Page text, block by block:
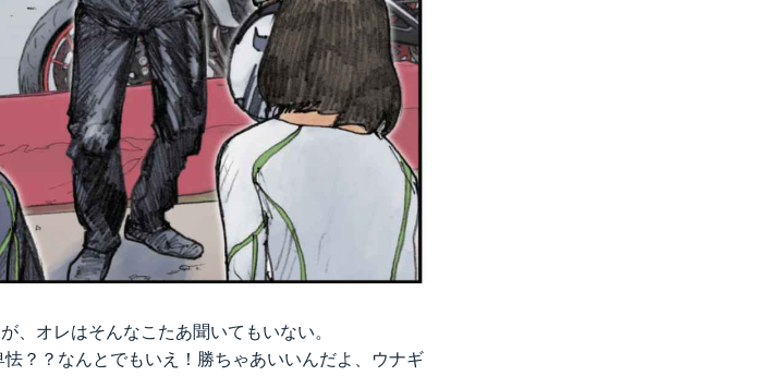
、オレはそんなこたあ聞いてもいない。
？？なんとでもいえ！勝ちゃあいいんだよ、ウナギ